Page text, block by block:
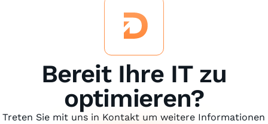
Bereit Ihre IT zu
optimieren?
Treten Sie mit uns in Kontakt um weitere Informationen